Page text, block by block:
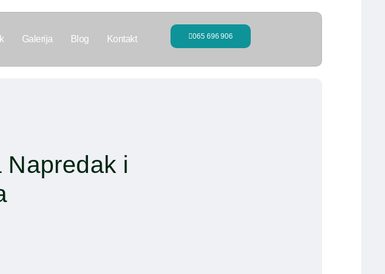
Galerija Blog Kontakt 065 696 906
Napredak i